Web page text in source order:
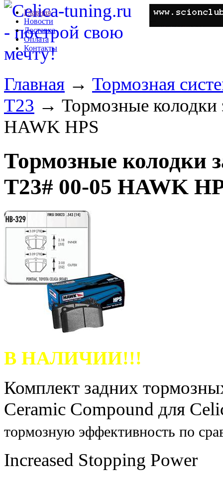
Главная
Новости
Доставка
Оплата
Контакты
Главная → Тормозная
T23 → Тормозные колодки
HAWK HPS
Тормозные колодки
T23# 00-05 HAWK
В НАЛИЧИИ!!!
Комплект задних
Ceramic Compound для
тормозную эффективность по
Increased Stopping Power